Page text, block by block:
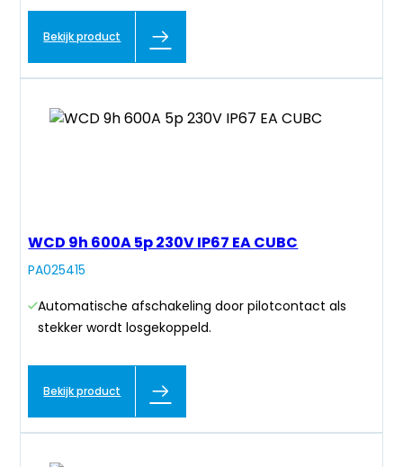
Bekijk product
WCD 9h 600A 5p 230V IP67 EA CUBC
PA025415
Automatische afschakeling door pilotcontact als
stekker wordt losgekoppeld.
Bekijk product